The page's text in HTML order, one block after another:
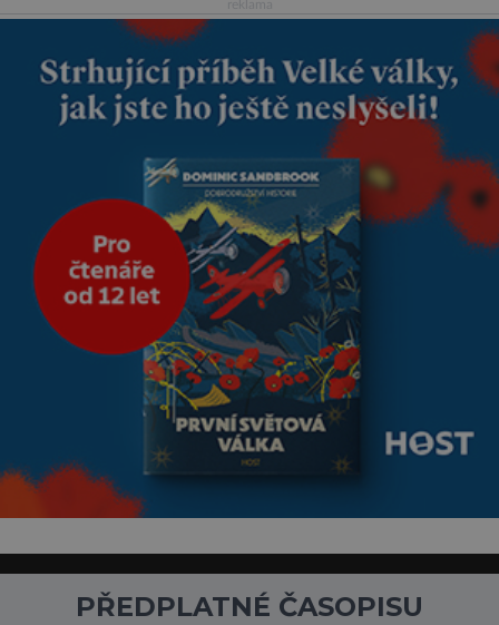
že predátor dokáže ovládat jen
jednodušší živočichy, než je
člověk. Najít skutečné zombie
není nic nemožného ani v naší
PŘEDPLATNÉ ČASOPISU